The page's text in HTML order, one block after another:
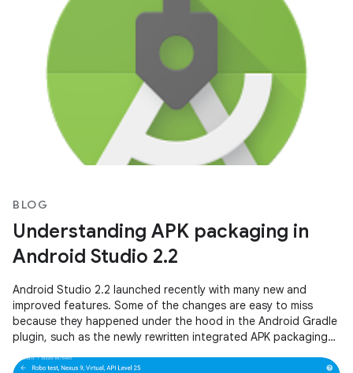
BLOG
Understanding APK packaging in
Android Studio 2.2
Android Studio 2.2 launched recently with many new and
improved features. Some of the changes are easy to miss
because they happened under the hood in the Android Gradle
plugin, such as the newly rewritten integrated APK packaging